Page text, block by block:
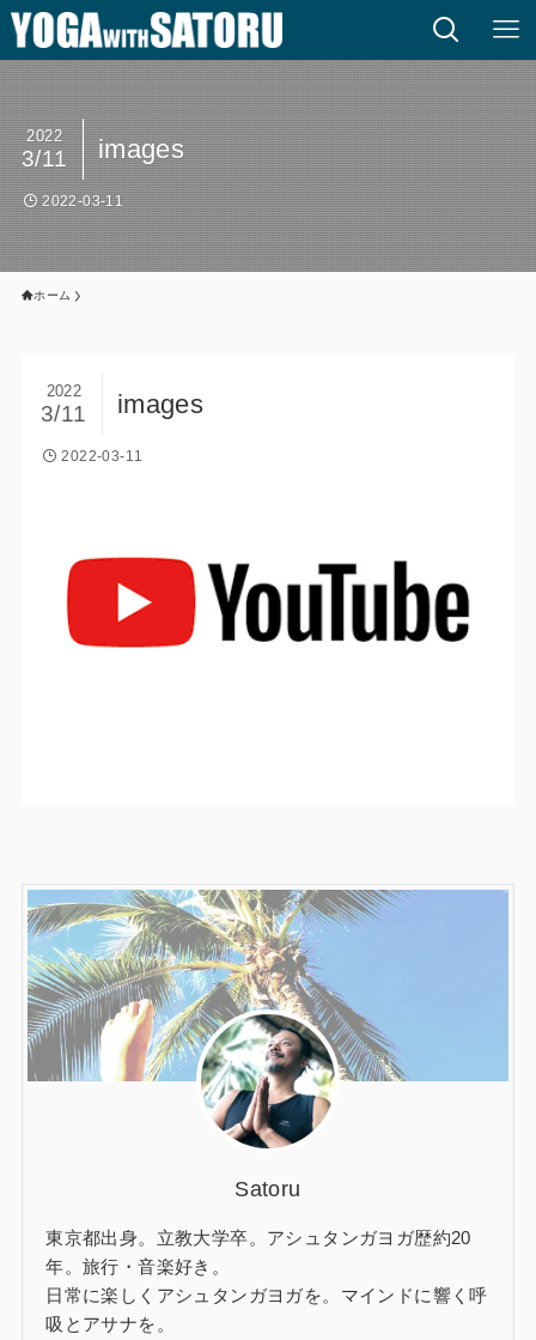
images
2022
3/11
2022-03-11
ホーム
images
2022
3/11
2022-03-11
Satoru
東京都出身。立教大学卒。アシュタンガヨガ歴約20
年。旅行・音楽好き。
日常に楽しくアシュタンガヨガを。マインドに響く呼
吸とアサナを。